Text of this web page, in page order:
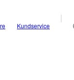
Kundservice